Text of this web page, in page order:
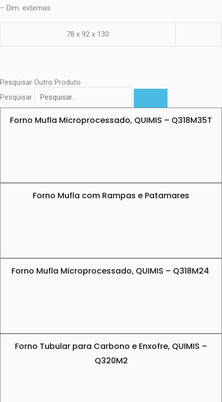
– Dim. externas:
78 x 92 x 130
Pesquisar Outro Produto
Pesquisar
Forno Mufla Microprocessado, QUIMIS – Q318M35T
Forno Mufla com Rampas e Patamares
Forno Mufla Microprocessado, QUIMIS – Q318M24
Forno Tubular para Carbono e Enxofre, QUIMIS –
Q320M2